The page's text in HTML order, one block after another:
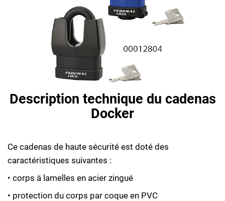
Description technique du cadenas
Docker
Ce cadenas de haute sécurité est doté des
caractéristiques suivantes :
• corps à lamelles en acier zingué
• protection du corps par coque en PVC